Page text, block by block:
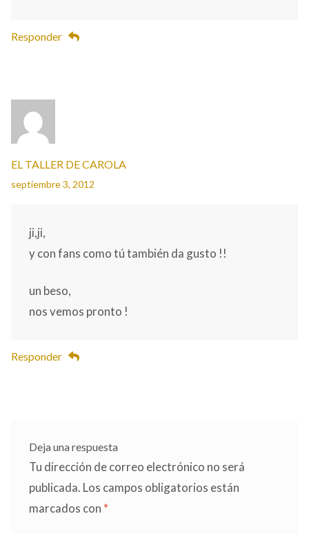
Responder
EL TALLER DE CAROLA
septiembre 3, 2012
ji,ji,
y con fans como tú también da gusto !!
un beso,
nos vemos pronto !
Responder
Deja una respuesta
Tu dirección de correo electrónico no será
publicada. Los campos obligatorios están
marcados con *